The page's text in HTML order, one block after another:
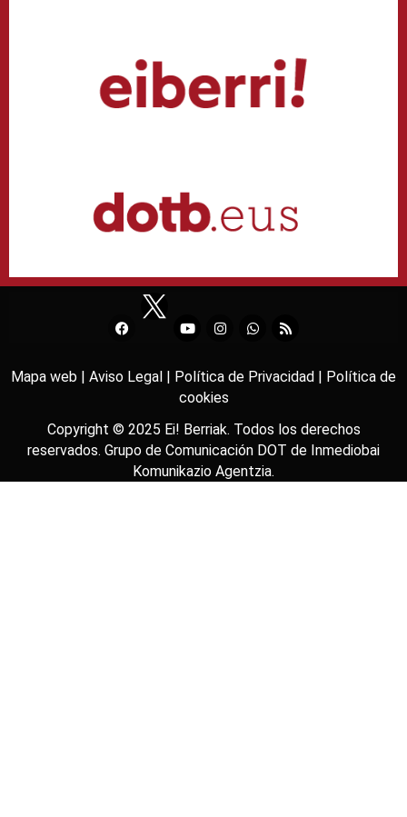
Mapa web | Aviso Legal | Política de Privacidad |
Política de
cookies
Copyright © 2025 Ei! Berriak. Todos los derechos
reservados. Grupo de Comunicación DOT de Inmediobai
Komunikazio Agentzia.